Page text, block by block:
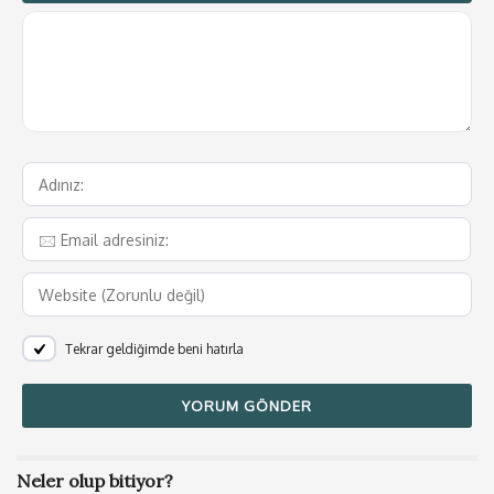
Tekrar geldiğimde beni hatırla
Neler olup bitiyor?